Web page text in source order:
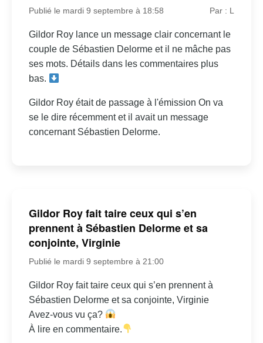
Publié le mardi 9 septembre à 18:58 Par : L
Gildor Roy lance un message clair concernant le
couple de Sébastien Delorme et il ne mâche pas
ses mots. Détails dans les commentaires plus
bas.
Gildor Roy était de passage à l'émission On va
se le dire récemment et il avait un message
concernant Sébastien Delorme.
Gildor Roy fait taire ceux qui s’en
prennent à Sébastien Delorme et sa
conjointe, Virginie
Publié le mardi 9 septembre à 21:00
Gildor Roy fait taire ceux qui s’en prennent à
Sébastien Delorme et sa conjointe, Virginie
Avez-vous vu ça?
À lire en commentaire.